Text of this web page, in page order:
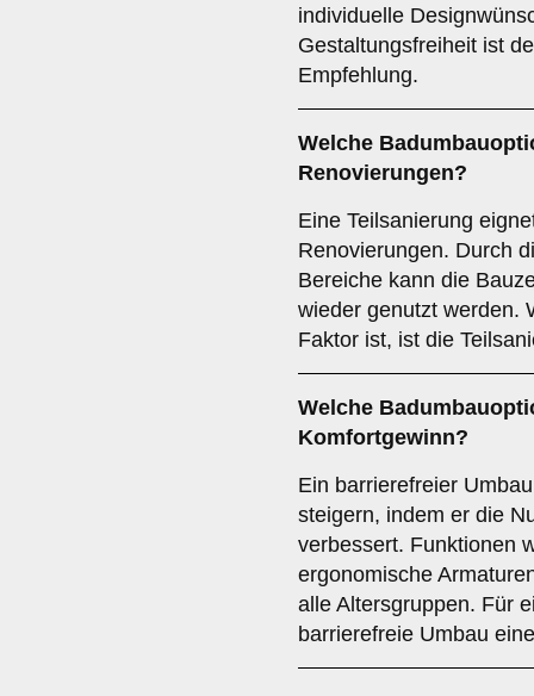
individuelle
Gestaltungsfreiheit ist
Empfehlung.
Welche
Renovierungen?
Eine Teilsanierung
Renovierungen. Durch
Bereiche kann die
wieder genutzt werden.
Faktor ist, ist die
Welche
Komfortgewinn?
Ein barrierefreier
steigern, indem er die
verbessert. Funktionen
ergonomische
alle Altersgruppen. Für
barrierefreie Umbau